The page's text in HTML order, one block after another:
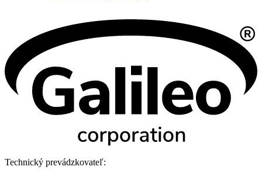
Technický prevádzkovateľ: